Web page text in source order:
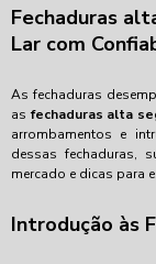
Fechaduras
Lar com
As fechaduras
asfechaduras alta
arrombamentos e
dessas fechaduras,
mercado e dicas para
Introdução às